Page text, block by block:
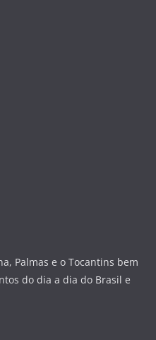
Palmas e o Tocantins bem
do dia a dia do Brasil e